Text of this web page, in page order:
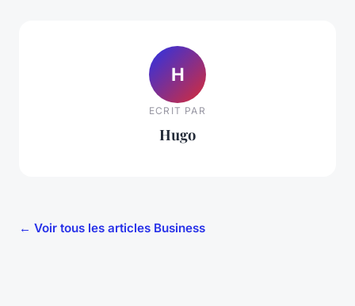
H
ECRIT PAR
Hugo
← Voir tous les articles Business